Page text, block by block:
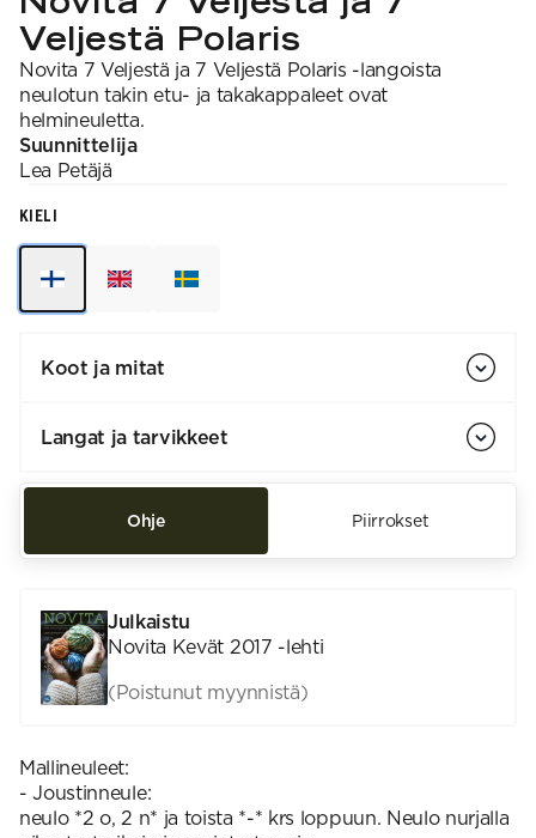
Veljestä Polaris
Novita 7 Veljestä ja 7 Veljestä Polaris -langoista
neulotun takin etu- ja takakappaleet ovat
helmineuletta.
Suunnittelija
Lea Petäjä
KIELI
Koot ja mitat
Langat ja tarvikkeet
Ohje Piirrokset
Julkaistu
Novita Kevät 2017 -lehti
(Poistunut myynnistä)
Mallineuleet:
- Joustinneule:
neulo *2 o, 2 n* ja toista *-* krs loppuun. Neulo nurjalla